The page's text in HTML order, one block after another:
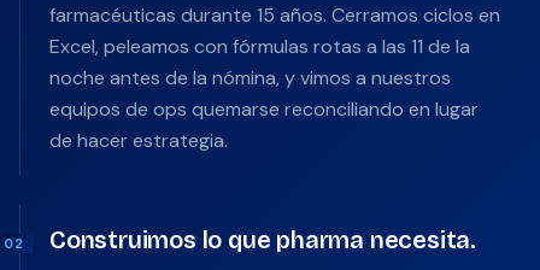
farmacéuticas durante 15 años. Cerramos ciclos en
Excel, peleamos con fórmulas rotas a las 11 de la
noche antes de la nómina, y vimos a nuestros
equipos de ops quemarse reconciliando en lugar
de hacer estrategia.
02 Construimos lo que pharma necesita.